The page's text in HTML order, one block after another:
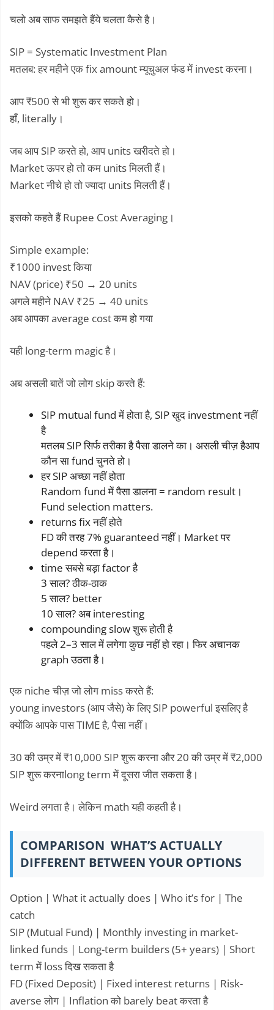
चलो अब साफ समझते हैंये चलता कैसे है।
SIP = Systematic Investment Plan
मतलब: हर महीने एक fix amount म्यूचुअल फंड में invest करना।
आप ₹500 से भी शुरू कर सकते हो।
हाँ, literally।
जब आप SIP करते हो, आप units खरीदते हो।
Market ऊपर हो तो कम units मिलती हैं।
Market नीचे हो तो ज्यादा units मिलती हैं।
इसको कहते हैं Rupee Cost Averaging।
Simple example:
₹1000 invest किया
NAV (price) ₹50 → 20 units
अगले महीने NAV ₹25 → 40 units
अब आपका average cost कम हो गया
यही long-term magic है।
अब असली बातें जो लोग skip करते हैं:
SIP mutual fund में होता है, SIP खुद investment नहीं
है
मतलब SIP सिर्फ तरीका है पैसा डालने का। असली चीज़ हैआप
कौन सा fund चुनते हो।
हर SIP अच्छा नहीं होता
Random fund में पैसा डालना = random result।
Fund selection matters.
returns fix नहीं होते
FD की तरह 7% guaranteed नहीं। Market पर
depend करता है।
time सबसे बड़ा factor है
3 साल? ठीक-ठाक
5 साल? better
10 साल? अब interesting
compounding slow शुरू होती है
पहले 2–3 साल में लगेगा कुछ नहीं हो रहा। फिर अचानक
graph उठता है।
एक niche चीज़ जो लोग miss करते हैं:
young investors (आप जैसे) के लिए SIP powerful इसलिए है
क्योंकि आपके पास TIME है, पैसा नहीं।
30 की उम्र में ₹10,000 SIP शुरू करना और 20 की उम्र में ₹2,000
SIP शुरू करनाlong term में दूसरा जीत सकता है।
Weird लगता है। लेकिन math यही कहती है।
COMPARISON WHAT’S ACTUALLY
DIFFERENT BETWEEN YOUR OPTIONS
Option | What it actually does | Who it’s for | The
catch
SIP (Mutual Fund) | Monthly investing in market-
linked funds | Long-term builders (5+ years) | Short
term में loss दिख सकता है
FD (Fixed Deposit) | Fixed interest returns | Risk-
averse लोग | Inflation को barely beat करता है